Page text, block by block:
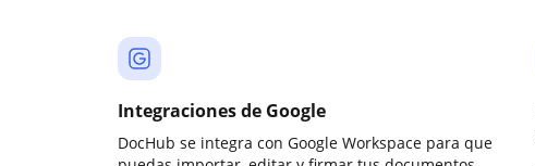
Integraciones de Google
DocHub se integra con Google Workspace para que